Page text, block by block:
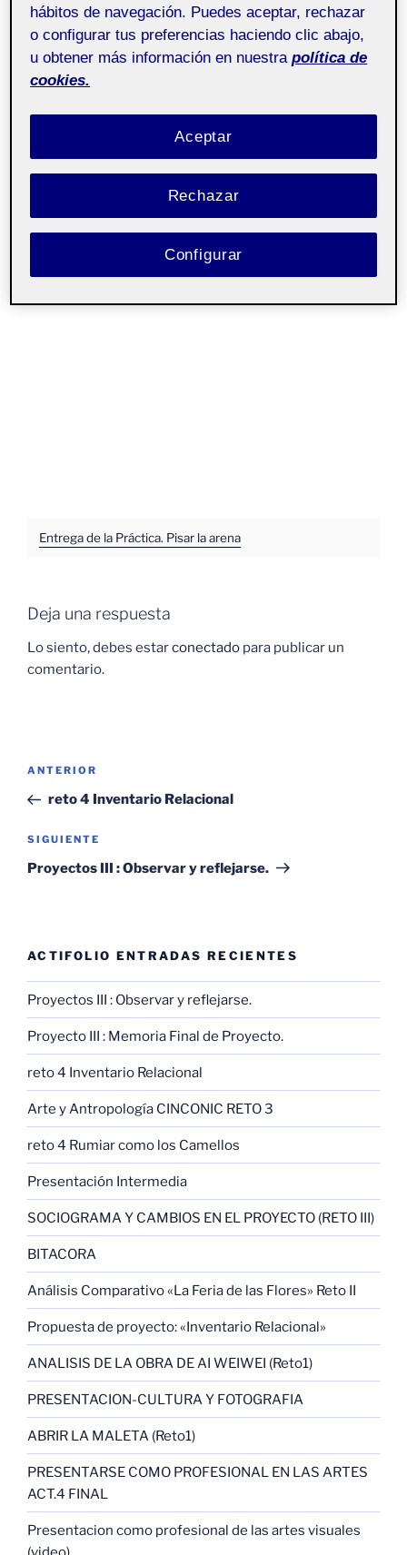
Entrega de la Práctica. Pisar la arena
Deja una respuesta
Lo siento, debes estarconectado para publicar un
comentario.
Navegación
entradas
Entrada
anterior:
ANTERIOR
reto 4 Inventario Relacional
Siguiente
entrada
SIGUIENTE
Proyectos III : Observar y reflejarse.
ACTIFOLIO ENTRADAS RECIENTES
Proyectos III : Observar y reflejarse.
Proyecto III : Memoria Final de Proyecto.
reto 4 Inventario Relacional
Arte y Antropología CINCONIC RETO 3
reto 4 Rumiar como los Camellos
Presentación Intermedia
SOCIOGRAMA Y CAMBIOS EN EL PROYECTO (RETO III)
BITACORA
Análisis Comparativo «La Feria de las Flores» Reto II
Propuesta de proyecto: «Inventario Relacional»
ANALISIS DE LA OBRA DE AI WEIWEI (Reto1)
PRESENTACION-CULTURA Y FOTOGRAFIA
ABRIR LA MALETA (Reto1)
PRESENTARSE COMO PROFESIONAL EN LAS ARTES
ACT.4 FINAL
Presentacion como profesional de las artes visuales
hábitos de navegación. Puedes aceptar, rechazar
o configurar tus preferencias haciendo clic abajo,
u obtener más información en nuestra política de
cookies.
Rechazar
Aceptar
Configurar